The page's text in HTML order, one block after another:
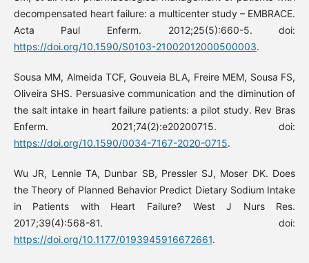
decompensated heart failure: a multicenter study – EMBRACE.
Acta Paul Enferm. 2012;25(5):660-5. doi:
https://doi.org/10.1590/S0103-21002012000500003.
Sousa MM, Almeida TCF, Gouveia BLA, Freire MEM, Sousa FS,
Oliveira SHS. Persuasive communication and the diminution of
the salt intake in heart failure patients: a pilot study. Rev Bras
Enferm. 2021;74(2):e20200715. doi:
https://doi.org/10.1590/0034-7167-2020-0715.
Wu JR, Lennie TA, Dunbar SB, Pressler SJ, Moser DK. Does
the Theory of Planned Behavior Predict Dietary Sodium Intake
in Patients with Heart Failure? West J Nurs Res.
2017;39(4):568-81. doi:
https://doi.org/10.1177/0193945916672661.